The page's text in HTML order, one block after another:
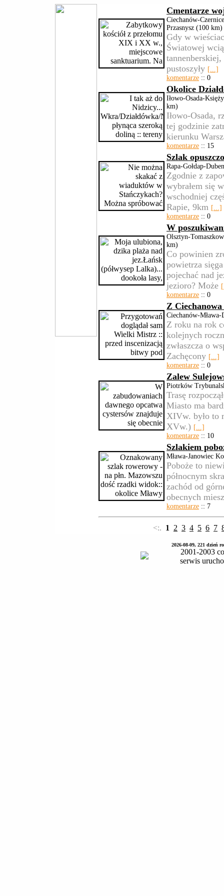
Cmentarze
Ciechanów-
Przasnysz (100 km)
Gdy w
Światowej
pustoszyły [...]
komentarze :: 0
Okolice
Iłowo-Osada-
km)
Iłowo-Osada,
tej godzinie
kierunku
komentarze :: 15
Szlak
Rapa-Gołdap-
Zgodnie z
wybrałem się
wschodniej
Rapie, 9km [...]
komentarze :: 0
W
Olsztyn-
km)
Co powinien
powietrza
pojechać nad
jezioro? Może
komentarze :: 0
Z
Ciechanów-
Z roku na rok
kolejnych
zwłaszcza o
Zachęcony [...]
komentarze :: 0
Zalew
Piotrków
Trasę
Miasto ma
XIVw. było to
XVw.) [...]
komentarze :: 10
Szlakiem
Mława-Janowiec
Poboże to
północnym
zachód od
obecnych
komentarze :: 7
<:. 1 2 3 4 5 6 7
2026-08-09, 221 dzień
2001-2003
serwis